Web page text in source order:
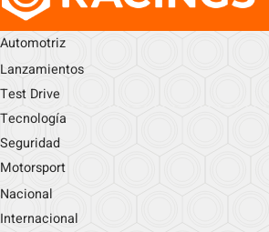
Automotriz
Lanzamientos
Test Drive
Tecnología
Seguridad
Motorsport
Nacional
Internacional